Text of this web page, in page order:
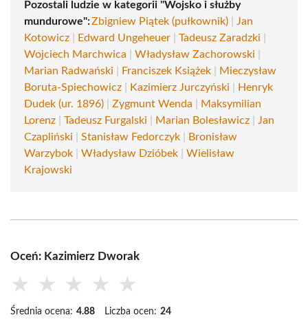
Pozostali ludzie w kategorii "Wojsko i służby
mundurowe":Zbigniew Piątek (pułkownik)
Jan
Kotowicz
Edward Ungeheuer Tadeusz Zaradzki
Wojciech Marchwica
Władysław Zachorowski
Marian Radwański
Franciszek Książek
Mieczysław
Boruta-Spiechowicz
Kazimierz Jurczyński
Henryk
Dudek (ur. 1896)
Zygmunt Wenda
Maksymilian
Lorenz
Tadeusz Furgalski Marian Bolesławicz
Jan
Czapliński
Stanisław Fedorczyk
Bronisław
Warzybok
Władysław Dzióbek
Wielisław
Krajowski
Oceń: Kazimierz Dworak
★ ★ ★ ★ ★
Średnia ocena: 4.88 Liczba ocen: 24